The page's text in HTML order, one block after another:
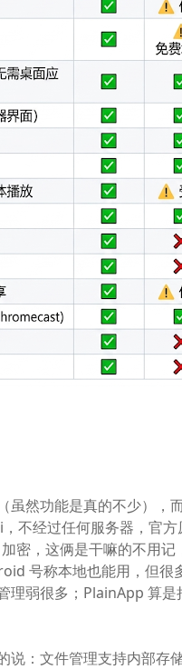
虽然功能是真的不少）
不经过任何服务器，官
密，这俩是干嘛的不用
号称本地也能用，但
理弱很多；PlainApp 算
说：文件管理支持内部存